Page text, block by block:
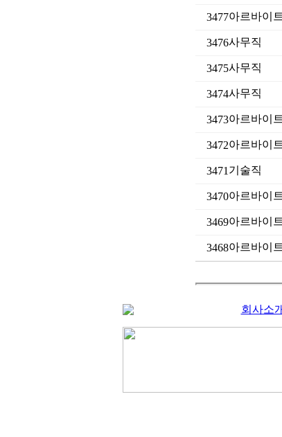
3477아르바이트
3476사무직
3475사무직
3474사무직
3473아르바이트
3472아르바이트
3471 기술직
3470아르바이트
3469아르바이트
3468아르바이트
회사소